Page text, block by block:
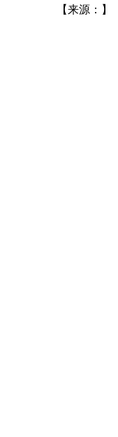
【来源：】